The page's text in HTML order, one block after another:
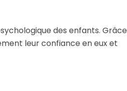
des enfants. Grâce
leur confiance en eux et